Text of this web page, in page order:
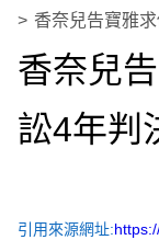
香奈兒告寶雅
香奈兒
訟4年判
引用來源網址: